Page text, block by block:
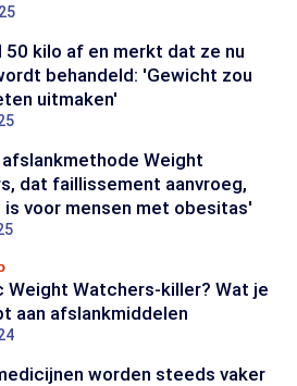
50 kilo af en merkt dat ze nu
behandeld: 'Gewicht zou
uitmaken'
afslankmethode Weight
dat faillissement aanvroeg,
voor mensen met obesitas'
Weight Watchers-killer? Wat je
aan afslankmiddelen
worden steeds vaker